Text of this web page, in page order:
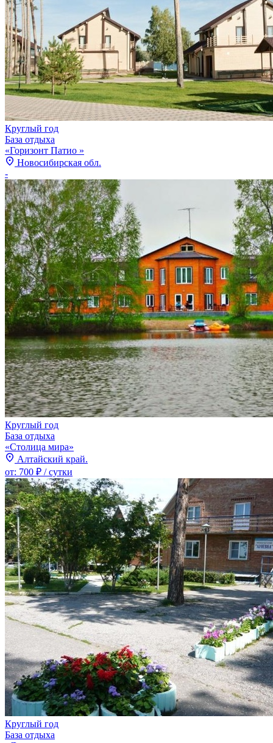
Круглый год
База отдыха
«Горизонт Патио »
Новосибирская обл.
-
Круглый год
База отдыха
«Столица мира»
Алтайский край.
от: 700 ₽ / сутки
Круглый год
База отдыха